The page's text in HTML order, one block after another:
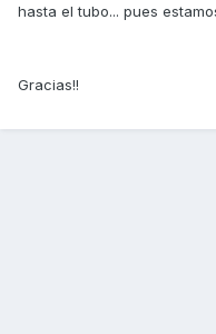
hasta el tubo... pues
Gracias!!